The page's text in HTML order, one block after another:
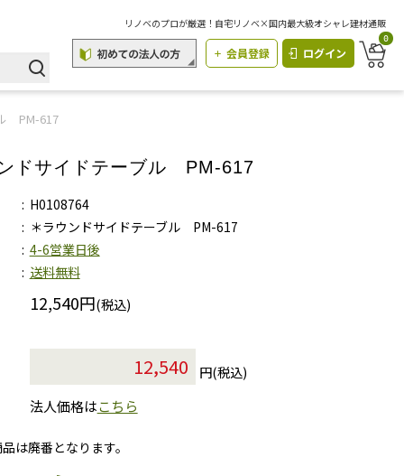
リノベのプロが厳選！自宅リノベ×国内最大級オシャレ建材通販
会員登録 ログイン
0
PM-617
ドサイドテーブル PM-617
H0108764
＊ラウンドサイドテーブル PM-617
4-6営業日後
送料無料
12,540円(税込)
円(税込)
法人価格はこちら
は廃番となります。